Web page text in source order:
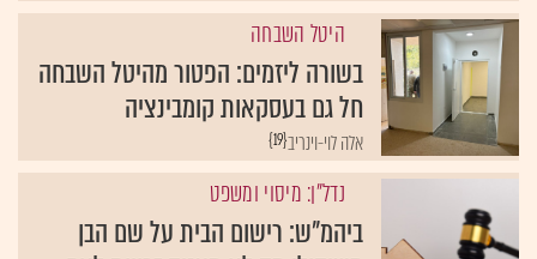
היטל השבחה
בשורה ליזמים: הפטור מהיטל השבחה
חל גם בעסקאות קומבינציה
{19}אלה לוי-וינריב
נדל"ן: מיסוי ומשפט
ביהמ”ש: רישום הבית על שם הבן